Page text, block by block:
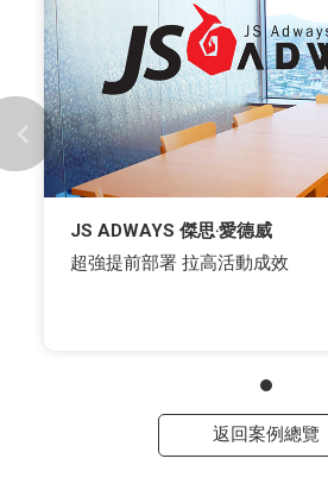
JS ADWAYS 傑思‧愛德威
超強提前部署 拉高活動成效
返回案例總覽